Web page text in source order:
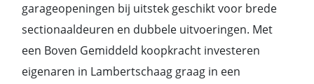
garageopeningen bij uitstek geschikt voor brede
sectionaaldeuren en dubbele uitvoeringen. Met
een Boven Gemiddeld koopkracht investeren
eigenaren in Lambertschaag graag in een